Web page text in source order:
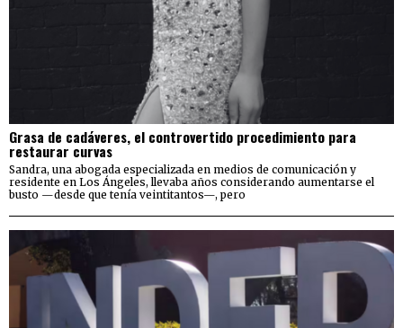
Grasa de cadáveres, el controvertido procedimiento para
restaurar curvas
Sandra, una abogada especializada en medios de comunicación y
residente en Los Ángeles, llevaba años considerando aumentarse el
busto —desde que tenía veintitantos—, pero